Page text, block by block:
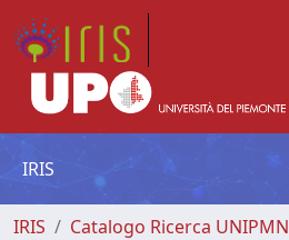
IRIS
IRIS
Catalogo Ricerca UNIPMN